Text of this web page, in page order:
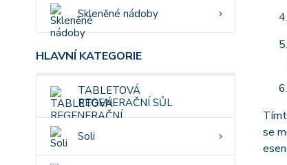
Skleněné nádoby
HLAVNÍ KATEGORIE
TABLETOVÁ
REGENERAČNÍ SŮL
Soli
se